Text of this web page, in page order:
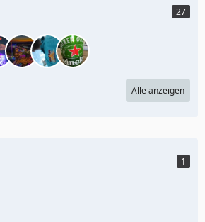
27
Alle anzeigen
1